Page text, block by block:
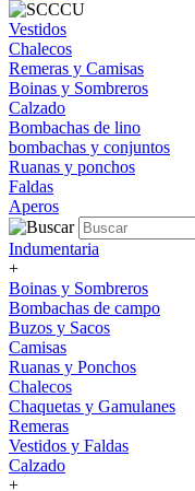
Vestidos
Chalecos
Remeras y Camisas
Boinas y Sombreros
Calzado
Bombachas de lino
bombachas y conjuntos
Ruanas y ponchos
Faldas
Aperos
Indumentaria
+
Boinas y Sombreros
Bombachas de campo
Buzos y Sacos
Camisas
Ruanas y Ponchos
Chalecos
Chaquetas y Gamulanes
Remeras
Vestidos y Faldas
Calzado
+